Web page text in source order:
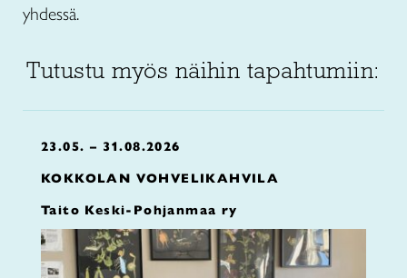
yhdessä.
Tutustu myös näihin tapahtumiin:
23.05. – 31.08.2026
KOKKOLAN VOHVELIKAHVILA
Taito Keski-Pohjanmaa ry